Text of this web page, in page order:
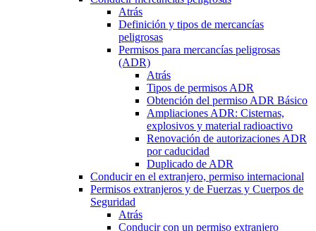
Atrás
Definición y tipos de mercancías
peligrosas
Permisos para mercancías peligrosas
(ADR)
Atrás
Tipos de permisos ADR
Obtención del permiso ADR Básico
Ampliaciones ADR: Cisternas,
explosivos y material radioactivo
Renovación de autorizaciones ADR
por caducidad
Duplicado de ADR
Conducir en el extranjero, permiso internacional
Permisos extranjeros y de Fuerzas y Cuerpos de
Seguridad
Atrás
Conducir con un permiso extranjero